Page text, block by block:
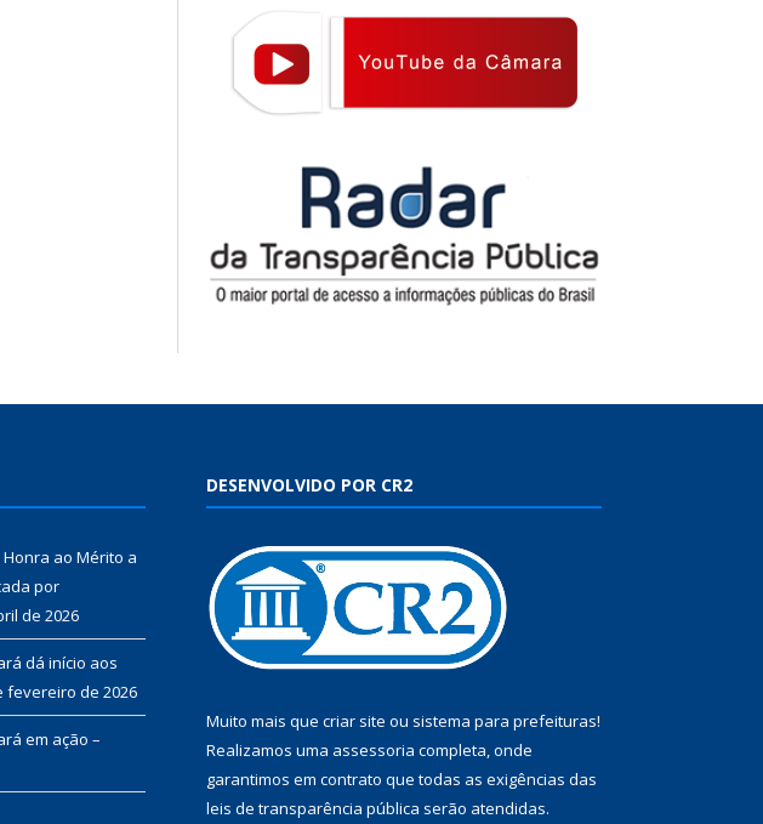
ao Mérito a
por
de 2026
dá início aos
fevereiro de 2026
em ação –
DESENVOLVIDO POR CR2
Muito mais que criar site ou sistema para prefeituras!
Realizamos uma assessoria completa, onde
garantimos em contrato que todas as exigências das
leis de transparência pública serão atendidas.